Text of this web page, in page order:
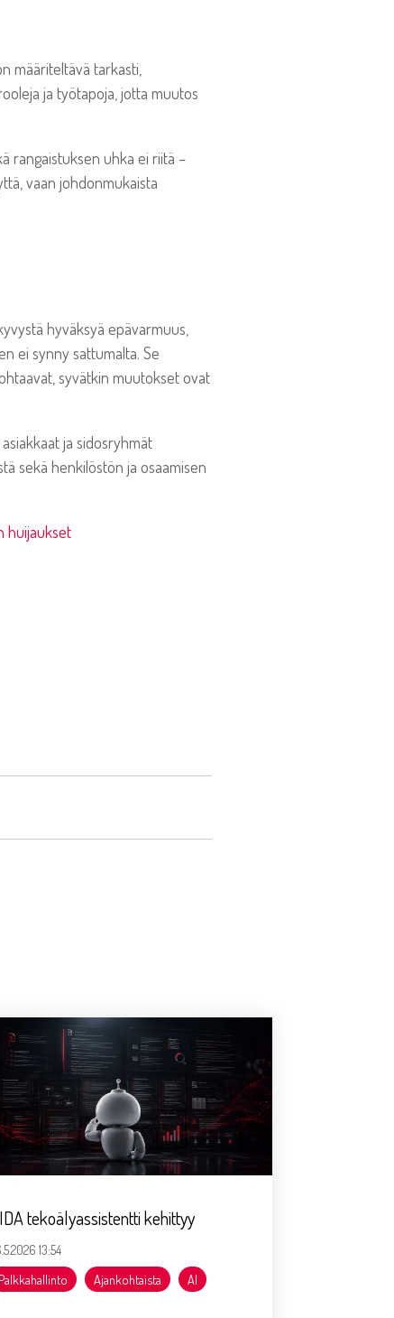
määriteltävä tarkasti,
ja työtapoja, jotta muutos
rangaistuksen uhka ei riitä –
vaan johdonmukaista
hyväksyä epävarmuus,
ei synny sattumalta. Se
syvätkin muutokset ovat
ja sidosryhmät
sekä henkilöstön ja osaamisen
huijaukset
tekoälyassistentti kehittyy
13:54
Palkkahallinto Ajankohtaista AI